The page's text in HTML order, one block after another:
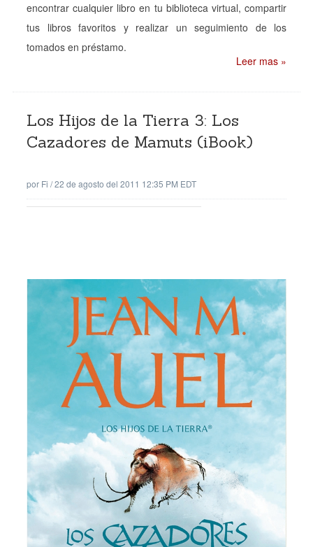
encontrar cualquier libro en tu biblioteca virtual, compartir
tus libros favoritos y realizar un seguimiento de los
tomados en préstamo.
Leer mas »
Los Hijos de la Tierra 3: Los
Cazadores de Mamuts (iBook)
por Fi /22 de agosto del 2011 12:35 PM EDT